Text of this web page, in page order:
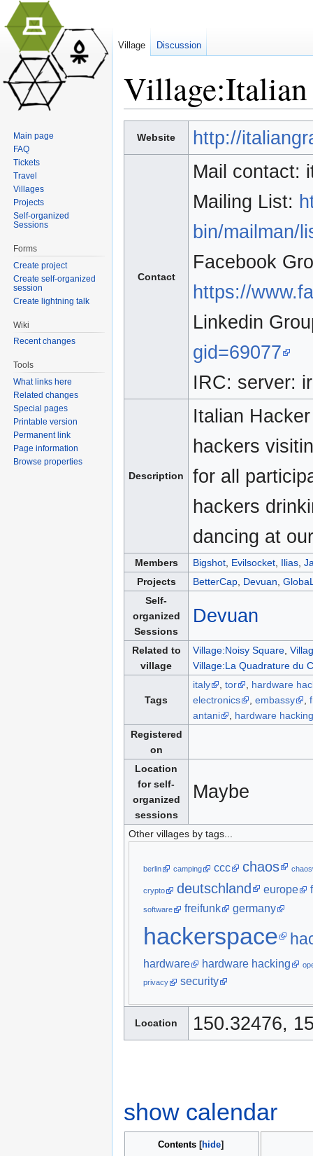
Village:Italian
Website http://
Contact
Mail contact:
Mailing List:
bin/mailman/
Facebook
https://
Linkedin
gid=69077
IRC: server:
Description
Italian
hackers
for all
hackers
dancing at
Members Bigshot, Evilsocket, Ilias,
Projects
BetterCap, Devuan,
Self-
organized
Sessions
Devuan
Related to
village
Village:Noisy Square,
Village:La Quadrature du
Tags
italy , tor , hardware
electronics
, embassy ,
antani
, hardware hacking
Registered
on
Location
for self-
organized
sessions
Maybe
Other villages by tags...
berlin camping ccc chaos
crypto deutschland europe
software freifunk germany
hackerspace
hardware hardware hacking
privacy security
Location 150.32476,
show calendar
Contents[hide]
Village Discussion
Main page
FAQ
Tickets
Travel
Villages
Projects
Self-organized
Sessions
Forms
Create project
Create self-organized
session
Create lightning talk
Wiki
Recent changes
Tools
What links here
Related changes
Special pages
Printable version
Permanent link
Page information
Browse properties